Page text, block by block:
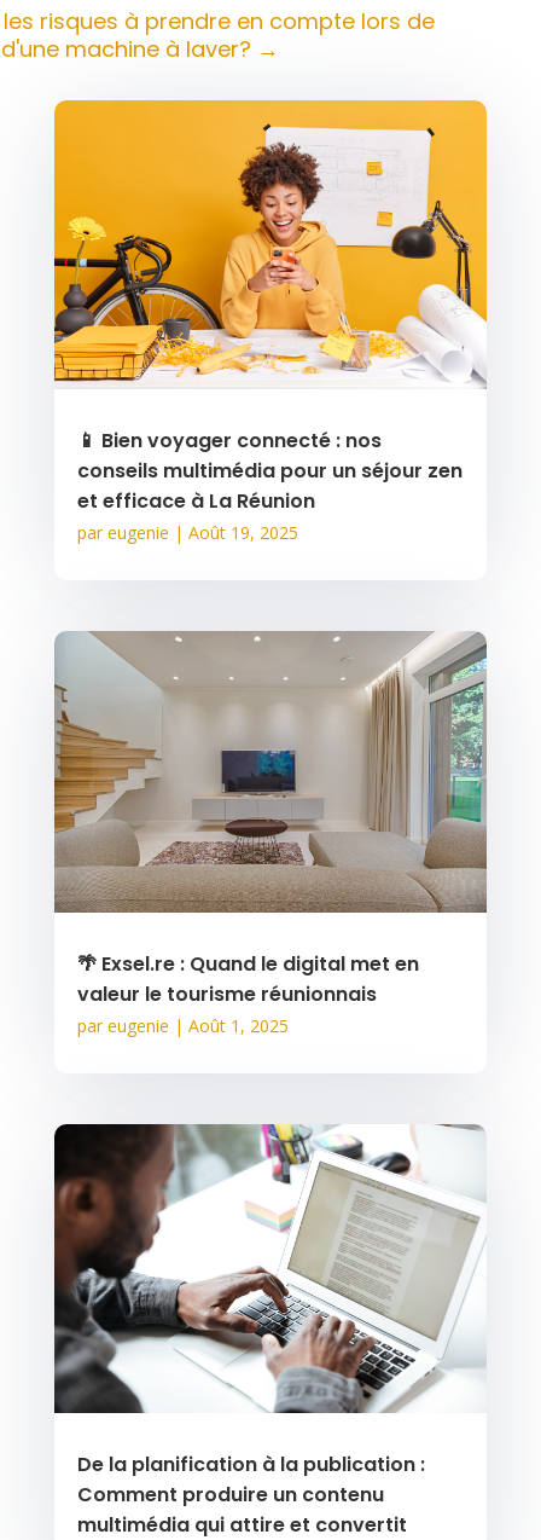
risques à prendre en compte lors de
machine à laver? →
📱 Bien voyager connecté : nos
conseils multimédia pour un séjour zen
et efficace à La Réunion
pareugenie | Août 19, 2025
🌴 Exsel.re : Quand le digital met en
valeur le tourisme réunionnais
pareugenie | Août 1, 2025
De la planification à la publication :
Comment produire un contenu
multimédia qui attire et convertit